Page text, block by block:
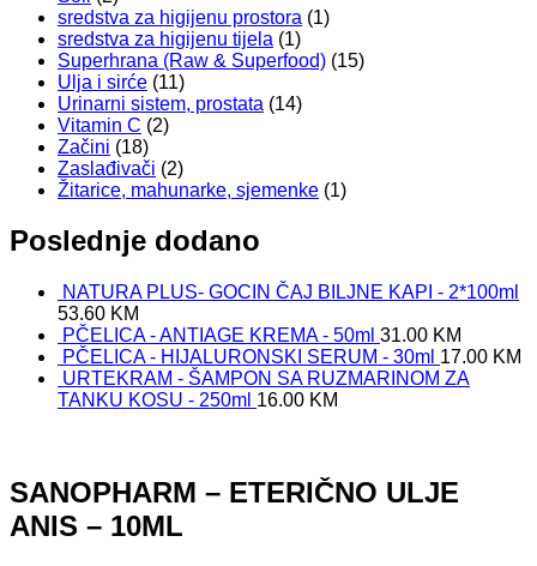
sredstva za higijenu prostora (1)
sredstva za higijenu tijela (1)
Superhrana (Raw & Superfood) (15)
Ulja i sirće (11)
Urinarni sistem, prostata (14)
Vitamin C (2)
Začini (18)
Zaslađivači (2)
Žitarice, mahunarke, sjemenke (1)
Poslednje dodano
NATURA PLUS- GOCIN ČAJ BILJNE KAPI - 2*100ml
53.60 KM
PČELICA - ANTIAGE KREMA - 50ml 31.00 KM
PČELICA - HIJALURONSKI SERUM - 30ml 17.00 KM
URTEKRAM - ŠAMPON SA RUZMARINOM ZA
TANKU KOSU - 250ml 16.00 KM
SANOPHARM – ETERIČNO ULJE
ANIS – 10ML